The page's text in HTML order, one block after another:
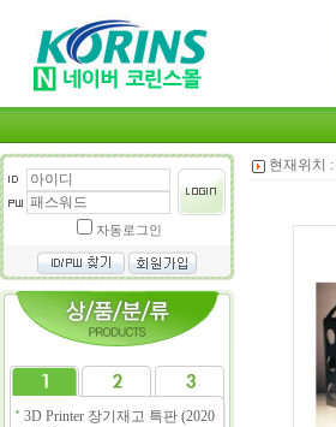
자동로그인
3D Printer 장기재고 특판 (2020
현재위치 :